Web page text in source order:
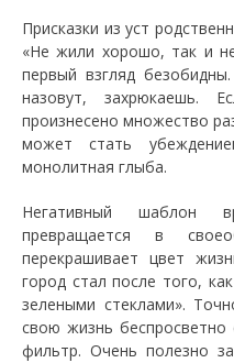
Присказки из уст
«Не жили хорошо, так и
первый взгляд
назовут, захрюкаешь.
произнесено множество
может стать
монолитная глыба.
Негативный шаблон
превращается в
перекрашивает цвет
город стал после того,
зелеными стеклами».
свою жизнь беспросветно
фильтр. Очень полезно